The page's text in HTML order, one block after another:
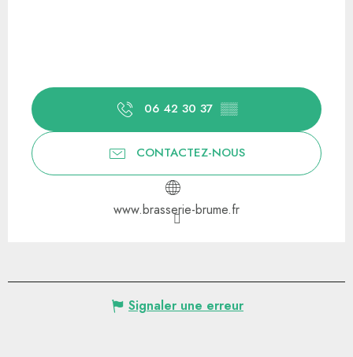
06 42 30 37 ▒▒
CONTACTEZ-NOUS
www.brasserie-brume.fr
Signaler une erreur